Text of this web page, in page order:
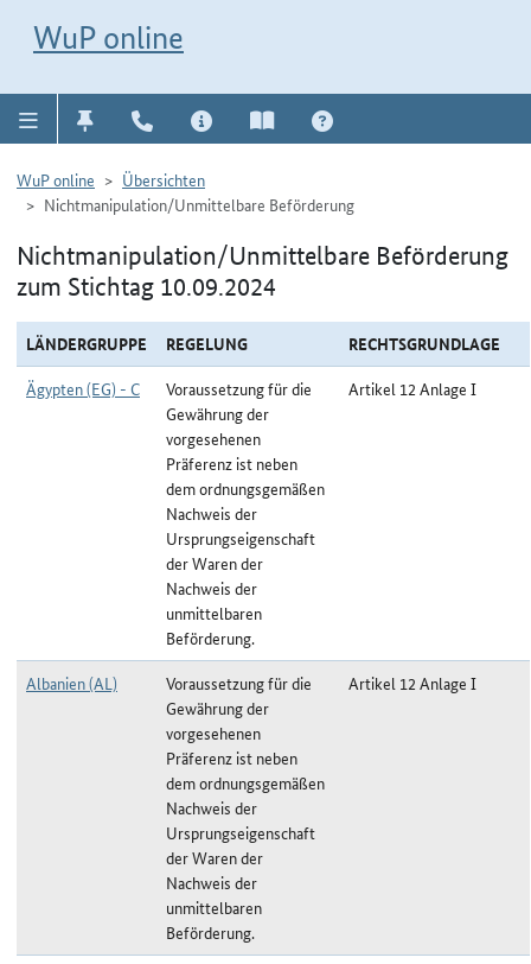
WuP online
WuP online
Übersichten
Nichtmanipulation/Unmittelbare Beförderung
Nichtmanipulation/Unmittelbare Beförderung
zum Stichtag 10.09.2024
LÄNDERGRUPPE REGELUNG
RECHTSGRUNDLAGE
Ägypten (EG) - C
Voraussetzung für die
Gewährung der
vorgesehenen
Präferenz ist neben
dem ordnungsgemäßen
Nachweis der
Ursprungseigenschaft
der Waren der
Nachweis der
unmittelbaren
Beförderung.
Artikel 12 Anlage I
Albanien (AL)
Voraussetzung für die
Gewährung der
vorgesehenen
Präferenz ist neben
dem ordnungsgemäßen
Nachweis der
Ursprungseigenschaft
der Waren der
Nachweis der
unmittelbaren
Beförderung.
Artikel 12 Anlage I